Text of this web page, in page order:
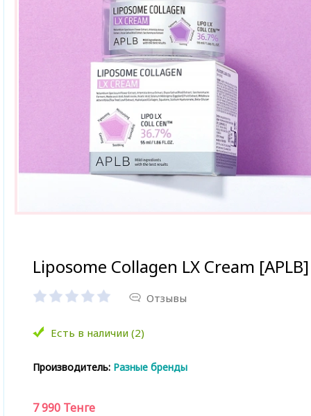
Liposome Collagen LX Cream [APLB]
Отзывы
Есть в наличии (2)
Производитель: Разные бренды
7 990 Тенге